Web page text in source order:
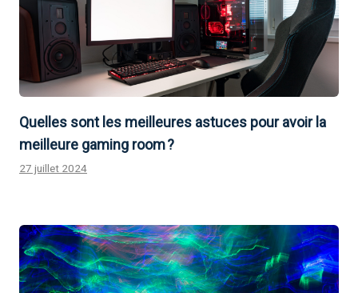
Quelles sont les meilleures astuces pour avoir la
meilleure gaming room ?
27 juillet 2024